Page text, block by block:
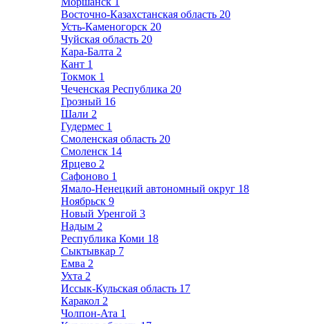
Восточно-Казахстанская область 20
Усть-Каменогорск 20
Чуйская область 20
Кара-Балта 2
Кант 1
Токмок 1
Чеченская Республика 20
Грозный 16
Шали 2
Гудермес 1
Смоленская область 20
Смоленск 14
Ярцево 2
Сафоново 1
Ямало-Ненецкий автономный округ 18
Ноябрьск 9
Новый Уренгой 3
Надым 2
Республика Коми 18
Сыктывкар 7
Емва 2
Ухта 2
Иссык-Кульская область 17
Каракол 2
Чолпон-Ата 1